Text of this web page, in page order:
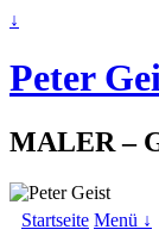
↓
Peter
MALER –
Startseite Menü ↓